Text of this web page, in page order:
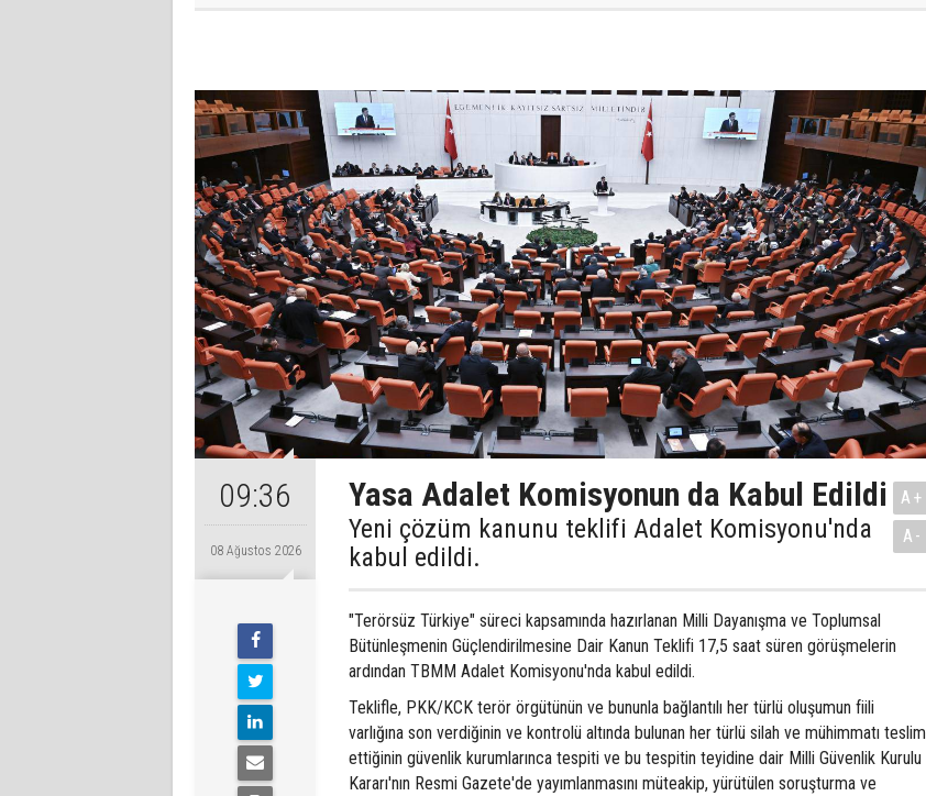
09:36
08 Ağustos 2026
Yasa Adalet Komisyonun da Kabul Edildi
Yeni çözüm kanunu teklifi Adalet Komisyonu'nda
kabul edildi.
A+
A-
"Terörsüz Türkiye" süreci kapsamında hazırlanan Milli Dayanışma ve Toplumsal
Bütünleşmenin Güçlendirilmesine Dair Kanun Teklifi 17,5 saat süren görüşmelerin
ardından TBMM Adalet Komisyonu'nda kabul edildi.
Teklifle, PKK/KCK terör örgütünün ve bununla bağlantılı her türlü oluşumun fiili
varlığına son verdiğinin ve kontrolü altında bulunan her türlü silah ve mühimmatı teslim
ettiğinin güvenlik kurumlarınca tespiti ve bu tespitin teyidine dair Milli Güvenlik Kurulu
Kararı'nın Resmi Gazete'de yayımlanmasını müteakip, yürütülen soruşturma ve